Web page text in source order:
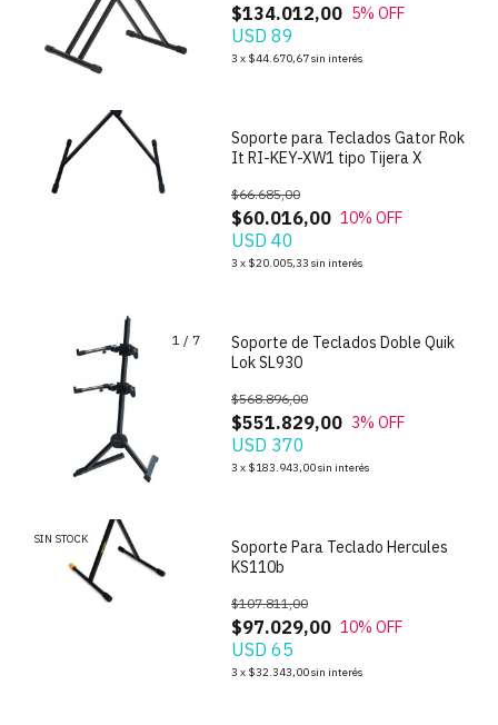
$134.012,00 5% OFF
USD 89
3 x $44.670,67sin interés
1/
Soporte para Teclados Gator Rok
It RI-KEY-XW1 tipo Tijera X
$60.016,00
$66.685,00
10% OFF
USD 40
3 x $20.005,33 sin interés
1 / 7
Soporte de Teclados Doble Quik
Lok SL930
$551.829,00
$568.896,00
3% OFF
USD 370
3 x $183.943,00sin interés
SIN STOCK
Soporte Para Teclado Hercules
KS110b
$97.029,00
$107.811,00
10% OFF
USD 65
3 x $32.343,00sin interés